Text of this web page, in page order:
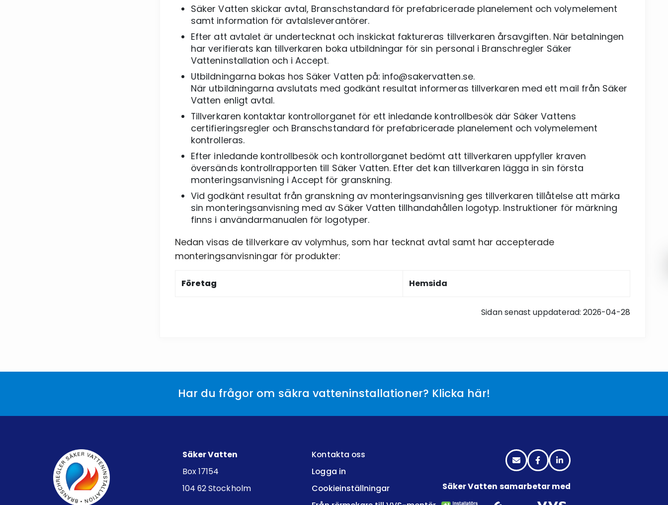
Säker Vatten skickar avtal, Branschstandard för prefabricerade planelement och volymelement
samt information för avtalsleverantörer.
Efter att avtalet är undertecknat och inskickat faktureras tillverkaren årsavgiften. När betalningen
har verifierats kan tillverkaren boka utbildningar för sin personal i Branschregler Säker
Vatteninstallation och i Accept.
Utbildningarna bokas hos Säker Vatten på: info@sakervatten.se.
När utbildningarna avslutats med godkänt resultat informeras tillverkaren med ett mail från Säker
Vatten enligt avtal.
Tillverkaren kontaktar kontrollorganet för ett inledande kontrollbesök där Säker Vattens
certifieringsregler och Branschstandard för prefabricerade planelement och volymelement
kontrolleras.
Efter inledande kontrollbesök och kontrollorganet bedömt att tillverkaren uppfyller kraven
översänds kontrollrapporten till Säker Vatten. Efter det kan tillverkaren lägga in sin första
monteringsanvisning i Accept för granskning.
Vid godkänt resultat från granskning av monteringsanvisning ges tillverkaren tillåtelse att märka
sin monteringsanvisning med av Säker Vatten tillhandahållen logotyp. Instruktioner för märkning
finns i användarmanualen för logotyper.
Nedan visas de tillverkare av volymhus, som har tecknat avtal samt har accepterade
monteringsanvisningar för produkter:
Företag Hemsida
Sidan senast uppdaterad: 2026-04-28
Har du frågor om säkra vatteninstallationer? Klicka här!
Säker Vatten
Box 17154
104 62 Stockholm
Kontakta oss
Logga in
Cookieinställningar
Säker Vatten samarbetar med